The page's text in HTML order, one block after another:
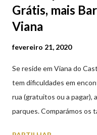
Grátis, mais
Viana
fevereiro 21, 2020
Se reside em Viana do
tem dificuldades em
rua (gratuitos ou a pagar),
parques. Comparámos os